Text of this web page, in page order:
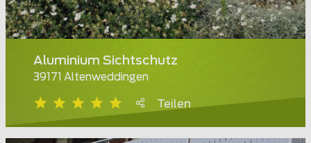
Aluminium Sichtschutz
39171 Altenweddingen
Teilen